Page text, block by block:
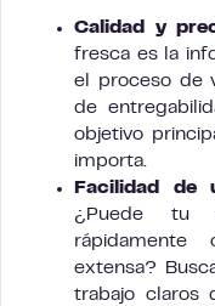
Calidad y
fresca es la
el proceso de
de
objetivo
importa.
Facilidad de
¿Puede tu
rápidamente
extensa?
trabajo claros